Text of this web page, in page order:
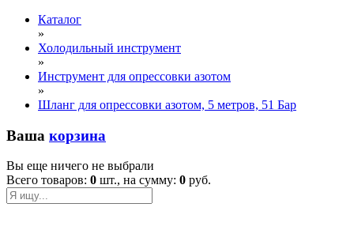
Каталог
»
Холодильный инструмент
»
Инструмент для опрессовки азотом
»
Шланг для опрессовки азотом, 5 метров, 51 Бар
Ваша корзина
Вы еще ничего не выбрали
Всего товаров: 0 шт., на сумму: 0 руб.